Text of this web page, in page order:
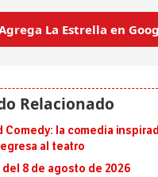
La Estrella en
Comedy: la comedia
al teatro
del 8 de agosto de 2026